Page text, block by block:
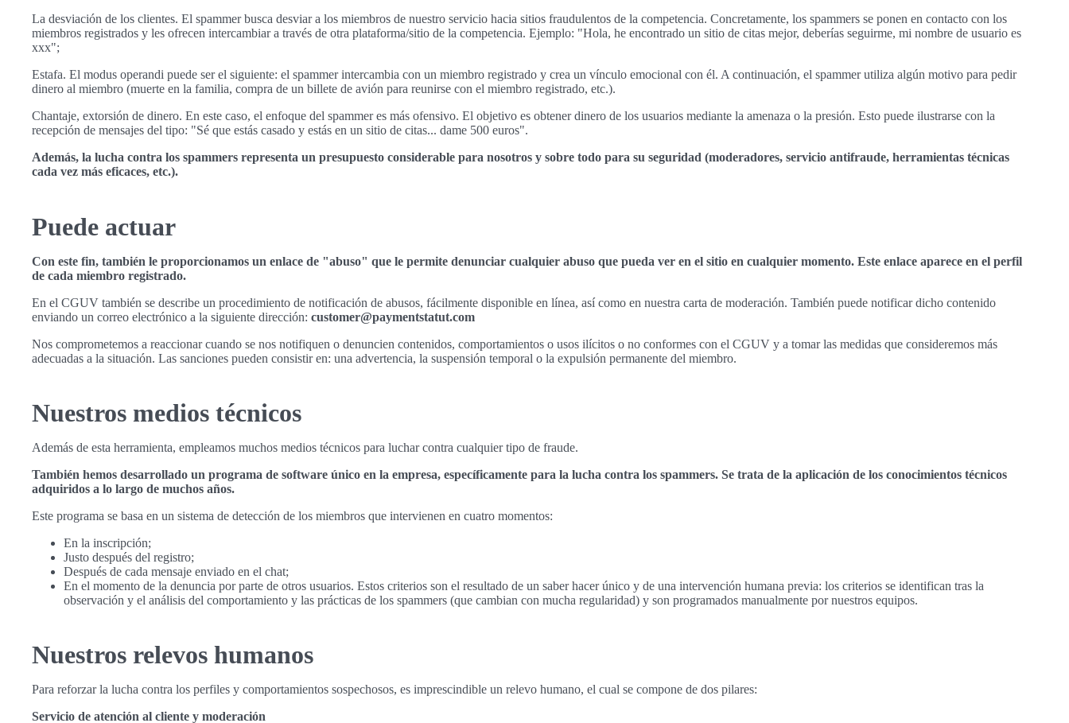
La desviación de los clientes. El spammer busca desviar a los miembros de nuestro servicio hacia sitios fraudulentos de la competencia. Concretamente, los spammers se ponen en contacto con los
miembros registrados y les ofrecen intercambiar a través de otra plataforma/sitio de la competencia. Ejemplo: "Hola, he encontrado un sitio de citas mejor, deberías seguirme, mi nombre de usuario es
xxx";
Estafa. El modus operandi puede ser el siguiente: el spammer intercambia con un miembro registrado y crea un vínculo emocional con él. A continuación, el spammer utiliza algún motivo para pedir
dinero al miembro (muerte en la familia, compra de un billete de avión para reunirse con el miembro registrado, etc.).
Chantaje, extorsión de dinero. En este caso, el enfoque del spammer es más ofensivo. El objetivo es obtener dinero de los usuarios mediante la amenaza o la presión. Esto puede ilustrarse con la
recepción de mensajes del tipo: "Sé que estás casado y estás en un sitio de citas... dame 500 euros".
Además, la lucha contra los spammers representa un presupuesto considerable para nosotros y sobre todo para su seguridad (moderadores, servicio antifraude, herramientas técnicas
cada vez más eficaces, etc.).
Puede actuar
Con este fin, también le proporcionamos un enlace de "abuso" que le permite denunciar cualquier abuso que pueda ver en el sitio en cualquier momento. Este enlace aparece en el perfil
de cada miembro registrado.
En el CGUV también se describe un procedimiento de notificación de abusos, fácilmente disponible en línea, así como en nuestra carta de moderación. También puede notificar dicho contenido
enviando un correo electrónico a la siguiente dirección: customer@paymentstatut.com
Nos comprometemos a reaccionar cuando se nos notifiquen o denuncien contenidos, comportamientos o usos ilícitos o no conformes con el CGUV y a tomar las medidas que consideremos más
adecuadas a la situación. Las sanciones pueden consistir en: una advertencia, la suspensión temporal o la expulsión permanente del miembro.
Nuestros medios técnicos
Además de esta herramienta, empleamos muchos medios técnicos para luchar contra cualquier tipo de fraude.
También hemos desarrollado un programa de software único en la empresa, específicamente para la lucha contra los spammers. Se trata de la aplicación de los conocimientos técnicos
adquiridos a lo largo de muchos años.
Este programa se basa en un sistema de detección de los miembros que intervienen en cuatro momentos:
En la inscripción;
Justo después del registro;
Después de cada mensaje enviado en el chat;
En el momento de la denuncia por parte de otros usuarios. Estos criterios son el resultado de un saber hacer único y de una intervención humana previa: los criterios se identifican tras la
observación y el análisis del comportamiento y las prácticas de los spammers (que cambian con mucha regularidad) y son programados manualmente por nuestros equipos.
Nuestros relevos humanos
Para reforzar la lucha contra los perfiles y comportamientos sospechosos, es imprescindible un relevo humano, el cual se compone de dos pilares:
Servicio de atención al cliente y moderación